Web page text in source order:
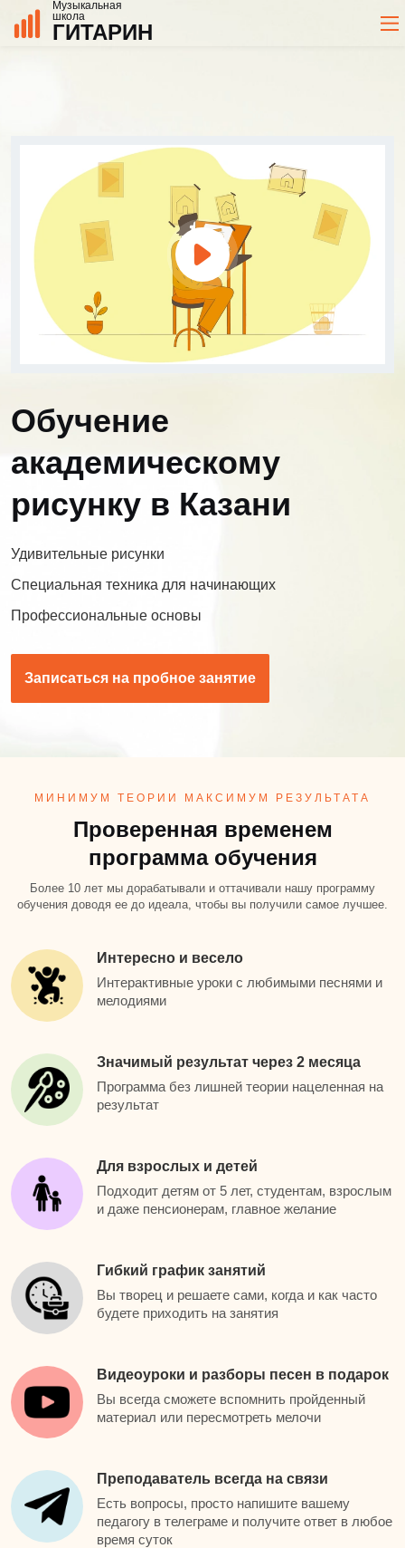
Музыкальная
школа
ГИТАРИН
Обучение
академическому
рисунку в Казани
Удивительные рисунки
Специальная техника для начинающих
Профессиональные основы
Записаться на пробное занятие
МИНИМУМ ТЕОРИИ МАКСИМУМ РЕЗУЛЬТАТА
Проверенная временем
программа обучения
Более 10 лет мы дорабатывали и оттачивали нашу программу
обучения доводя ее до идеала, чтобы вы получили самое лучшее.
Интересно и весело
Интерактивные уроки с любимыми песнями и
мелодиями
Значимый результат через 2 месяца
Программа без лишней теории нацеленная на
результат
Для взрослых и детей
Подходит детям от 5 лет, студентам, взрослым
и даже пенсионерам, главное желание
Гибкий график занятий
Вы творец и решаете сами, когда и как часто
будете приходить на занятия
Видеоуроки и разборы песен в подарок
Вы всегда сможете вспомнить пройденный
материал или пересмотреть мелочи
Преподаватель всегда на связи
Есть вопросы, просто напишите вашему
педагогу в телеграме и получите ответ в любое
время суток